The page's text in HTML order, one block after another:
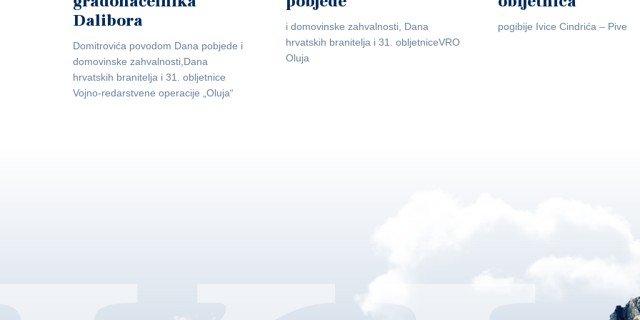
Dalibora
Domitrovića povodom Dana pobjede i
domovinske zahvalnosti,Dana
hrvatskih branitelja i 31. obljetnice
Vojno-redarstvene operacije „Oluja“
i domovinske zahvalnosti, Dana
hrvatskih branitelja i 31. obljetniceVRO
Oluja
pogibije Ivice Cindrića – Pive